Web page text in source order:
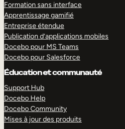
Formation sans interface
Apprentissage gamifié
Entreprise étendue
Publication d’applications mobiles
Docebo pour MS Teams
Docebo pour Salesforce
Éducation et communauté
Support Hub
Docebo Help
Docebo Community
Mises à jour des produits